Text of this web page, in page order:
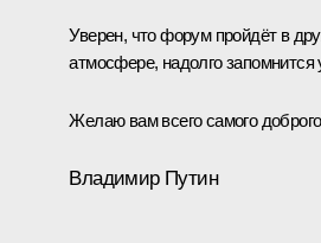
Уверен, что форум пройдёт в
атмосфере, надолго запомнится
Желаю вам всего самого
Владимир Путин